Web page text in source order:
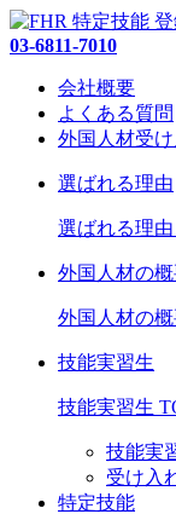
03-6811-7010
会社概要
よくある質問
外国人材受
選ばれる理由
選ばれる理
外国人材の
外国人材の
技能実習生
技能実習生
技能実
受け入
特定技能